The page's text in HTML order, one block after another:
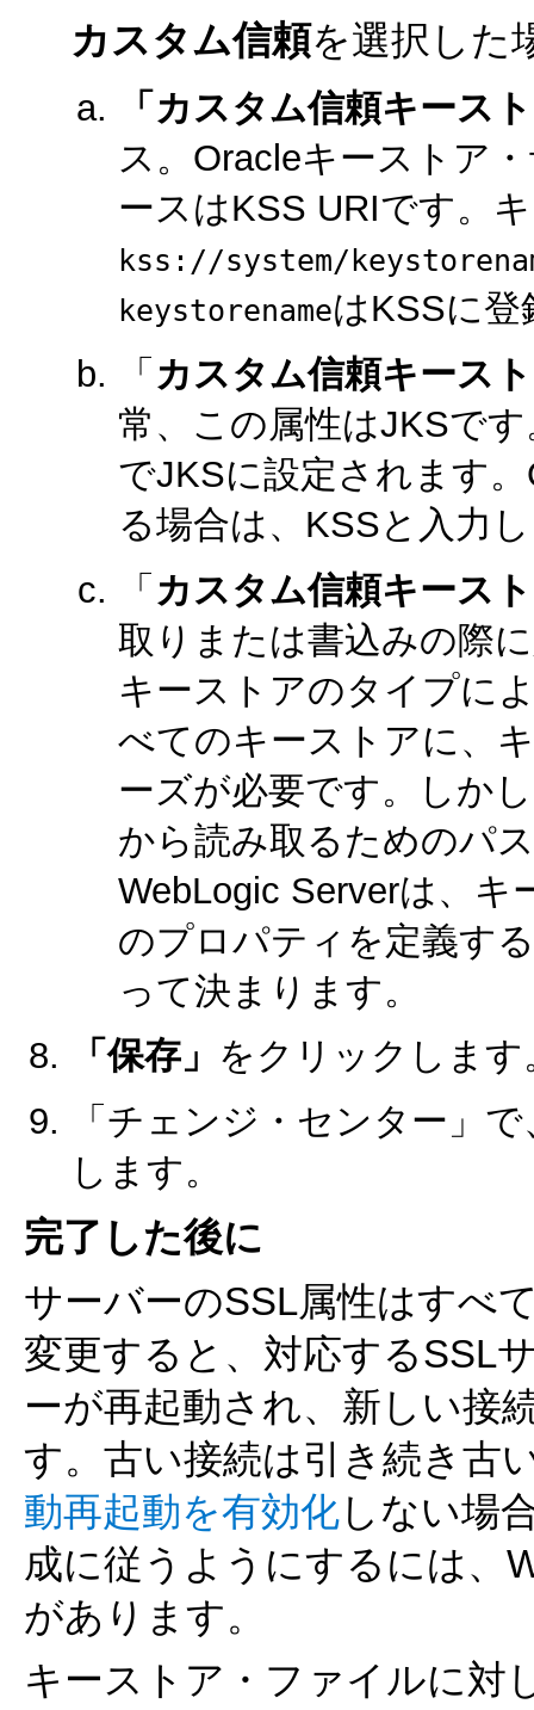
カスタム信頼を選択した
「カスタム信頼キース
ス。Oracleキーストア
ースはKSS URIです。
kss://system/
keystorenameはKSSに
「 カスタム信頼キース
常、この属性はJKSで
でJKSに設定されます
る場合は、KSSと入力
「 カスタム信頼キース
取りまたは書込みの際
キーストアのタイプに
べてのキーストアに、
ーズが必要です。しか
から読み取るためのパ
WebLogic Serverは、
のプロパティを定義す
って決まります。
「保存」 をクリックします
「チェンジ・センター」で
します。
完了した後に
サーバーのSSL属性はすべ
変更すると、対応するSSL
ーが再起動され、新しい接
す。古い接続は引き続き古
動再起動を有効化しない場
成に従うようにするには、
があります。
キーストア・ファイルに対